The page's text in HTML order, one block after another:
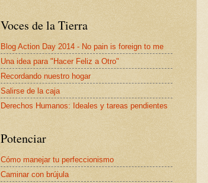
Voces de la Tierra
Blog Action Day 2014 - No pain is foreign to me
Una idea para "Hacer Feliz a Otro"
Recordando nuestro hogar
Salirse de la caja
Derechos Humanos: Ideales y tareas pendientes
Potenciar
Cómo manejar tu perfeccionismo
Caminar con brújula